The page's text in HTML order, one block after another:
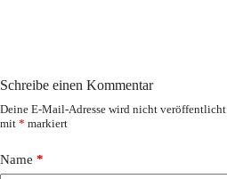
Schreibe einen Kommentar
Deine E-Mail-Adresse wird nicht veröffentlicht.
mit * markiert
Name *